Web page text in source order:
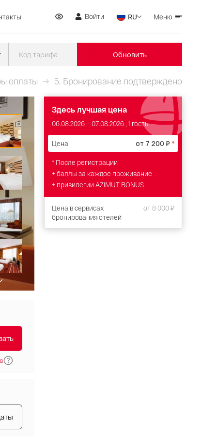
Войти RU Меню
Обновить
оплаты 5. Бронирование подтверждено
Здесь лучшая цена
06.08.2026– 07.08.2026 , 1 гость
Цена от 7 200 ₽ *
* После регистрации
+ баллы за каждое проживание
+ привилегии AZIMUT BONUS
Цена в сервисах
бронирования отелей
от 8 000 ₽